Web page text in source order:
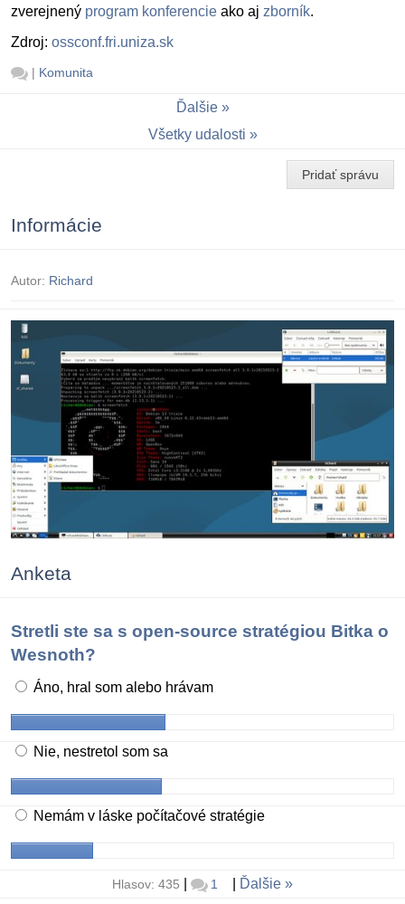
zverejnený program konferencie ako aj zborník.
Zdroj: ossconf.fri.uniza.sk
| Komunita
Ďalšie
Všetky udalosti
Pridať správu
Informácie
Autor: Richard
Anketa
Stretli ste sa s open-source stratégiou Bitka o
Wesnoth?
Áno, hral som alebo hrávam
Nie, nestretol som sa
Nemám v láske počítačové stratégie
Hlasov: 435 1 Ďalšie